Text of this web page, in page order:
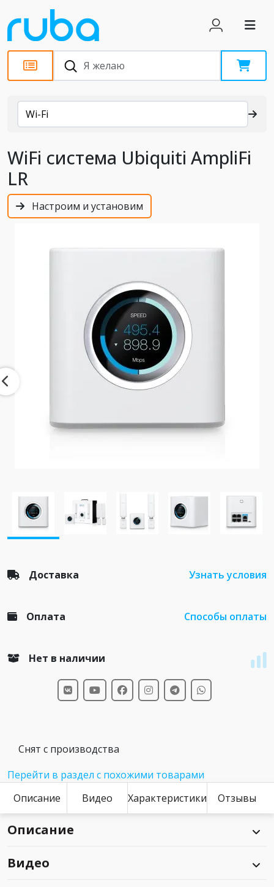
Каталог
Wi-Fi
WiFi система Ubiquiti AmpliFi
LR
Настроим и установим
Доставка Узнать условия
Оплата Способы оплаты
Нет в наличии
Снят с производства
Перейти в раздел с похожими товарами
Описание
Видео Характеристики Отзывы
Описание
Видео